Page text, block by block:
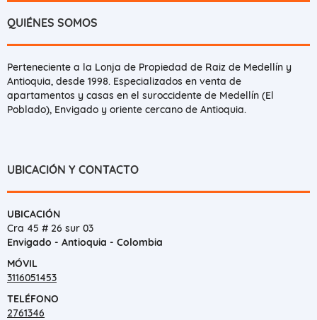
QUIÉNES SOMOS
Perteneciente a la Lonja de Propiedad de Raiz de Medellín y
Antioquia, desde 1998. Especializados en venta de
apartamentos y casas en el suroccidente de Medellín (El
Poblado), Envigado y oriente cercano de Antioquia.
UBICACIÓN Y CONTACTO
UBICACIÓN
Cra 45 # 26 sur 03
Envigado - Antioquia - Colombia
MÓVIL
3116051453
TELÉFONO
2761346